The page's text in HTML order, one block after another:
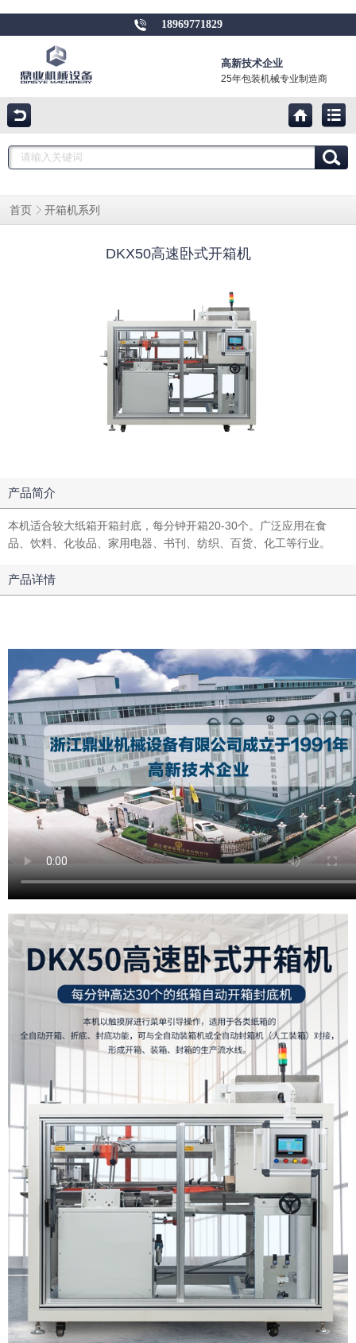
18969771829
高新技术企业
25年包装机械专业制造商
首页 开箱机系列
DKX50高速卧式开箱机
产品简介
本机适合较大纸箱开箱封底，每分钟开箱20-30个。广泛应用在食
品、饮料、化妆品、家用电器、书刊、纺织、百货、化工等行业。
产品详情